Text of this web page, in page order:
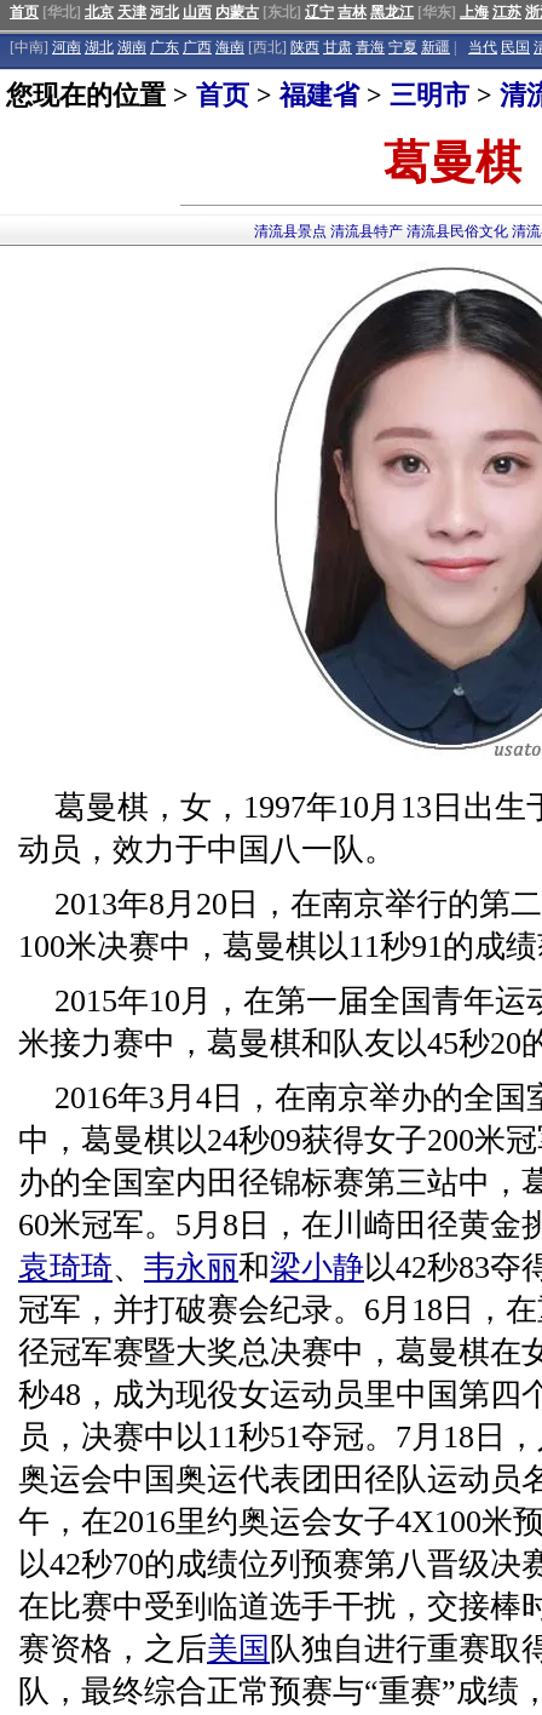
首页 [华北] 北京 天津 河北 山西 内蒙古 [东北] 辽宁 吉林 黑龙江 [华东] 上海 江苏
[中南] 河南 湖北 湖南 广东 广西 海南 [西北] 陕西 甘肃 青海 宁夏 新疆 当代 民国
您现在的位置 > 首页 >福建省> 三明市 > 清
葛曼棋
清流县景点 清流县特产 清流县民俗文化 清
葛曼棋，女，1997年10月13日出
动员，效力于中国八一队。
2013年8月20日，在南京举行的第
100米决赛中，葛曼棋以11秒91的成
2015年10月，在第一届全国青年运
米接力赛中，葛曼棋和队友以45秒20
2016年3月4日，在南京举办的全
中，葛曼棋以24秒09获得女子200米
办的全国室内田径锦标赛第三站中，
60米冠军。5月8日，在川崎田径黄金
袁琦琦、 韦永丽和梁小静以42秒83夺
冠军，并打破赛会纪录。6月18日，
径冠军赛暨大奖总决赛中，葛曼棋在
秒48，成为现役女运动员里中国第四
员，决赛中以11秒51夺冠。7月18日
奥运会中国奥运代表团田径队运动员
午，在2016里约奥运会女子4X100米
以42秒70的成绩位列预赛第八晋级决
在比赛中受到临道选手干扰，交接棒
赛资格，之后美国 队独自进行重赛取
队，最终综合正常预赛与“重赛”成绩